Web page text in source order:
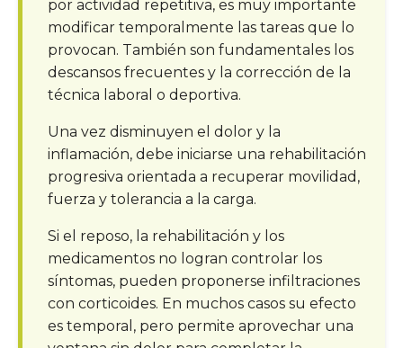
por actividad repetitiva, es muy importante
modificar temporalmente las tareas que lo
provocan. También son fundamentales los
descansos frecuentes y la corrección de la
técnica laboral o deportiva.
Una vez disminuyen el dolor y la
inflamación, debe iniciarse una rehabilitación
progresiva orientada a recuperar movilidad,
fuerza y tolerancia a la carga.
Si el reposo, la rehabilitación y los
medicamentos no logran controlar los
síntomas, pueden proponerse infiltraciones
con corticoides. En muchos casos su efecto
es temporal, pero permite aprovechar una